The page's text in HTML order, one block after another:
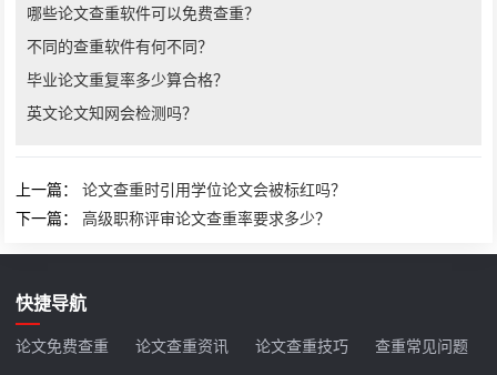
哪些论文查重软件可以免费查重？
不同的查重软件有何不同？
毕业论文重复率多少算合格？
英文论文知网会检测吗？
上一篇：论文查重时引用学位论文会被标红吗？
下一篇：高级职称评审论文查重率要求多少？
快捷导航
论文免费查重 论文查重资讯 论文查重技巧 查重常见问题